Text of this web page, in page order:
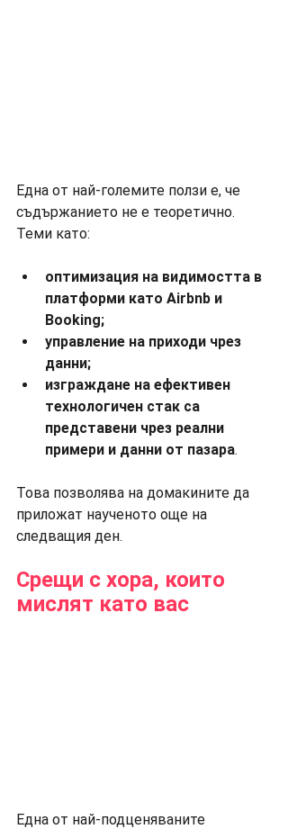
Една от най-големите ползи е, че
съдържанието не е теоретично.
Теми като:
оптимизация на видимостта в
платформи като Airbnb и
Booking;
управление на приходи чрез
данни;
изграждане на ефективен
технологичен стак са
представени чрез реални
примери и данни от пазара.
Това позволява на домакините да
приложат наученото още на
следващия ден.
Срещи с хора, които
мислят като вас
Една от най-подценяваните